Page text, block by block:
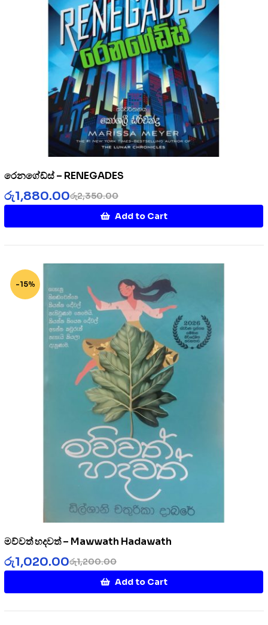
රෙනගේඩ්ස් – RENEGADES
රු2,350.00
රු1,880.00
Add to Cart
-15%
මව්වත් හදවත් – Mawwath Hadawath
රු1,200.00
රු1,020.00
Add to Cart